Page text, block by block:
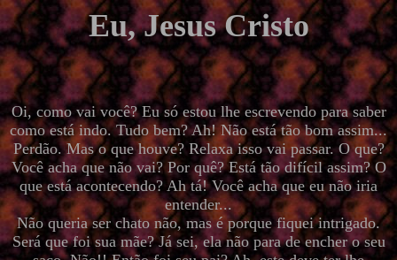
Eu, Jesus Cristo
Oi, como vai você? Eu só estou lhe escrevendo para saber
como está indo. Tudo bem? Ah! Não está tão bom assim...
Perdão. Mas o que houve? Relaxa isso vai passar. O que?
Você acha que não vai? Por quê? Está tão difícil assim? O
que está acontecendo? Ah tá! Você acha que eu não iria
entender...
Não queria ser chato não, mas é porque fiquei intrigado.
Será que foi sua mãe? Já sei, ela não para de encher o seu